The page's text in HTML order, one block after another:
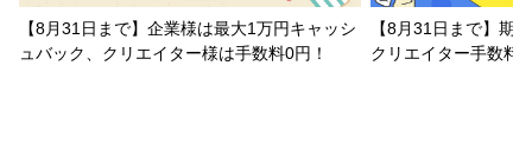
【8月31日まで】企業様は最大1万円キャッシ
ュバック、クリエイター様は手数料0円！
【8月31日まで】期
クリエイター手数料